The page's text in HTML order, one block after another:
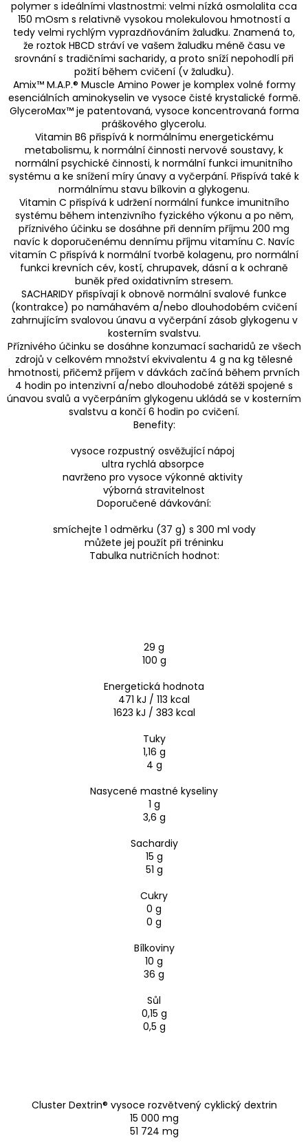
polymer s ideálními vlastnostmi: velmi nízká osmolalita cca
150 mOsm s relativně vysokou molekulovou hmotností a
tedy velmi rychlým vyprazdňováním žaludku. Znamená to,
že roztok HBCD stráví ve vašem žaludku méně času ve
srovnání s tradičními sacharidy, a proto sníží nepohodlí při
požití během cvičení (v žaludku).
Amix™ M.A.P.® Muscle Amino Power je komplex volné formy
esenciálních aminokyselin ve vysoce čisté krystalické formě.
GlyceroMax™ je patentovaná, vysoce koncentrovaná forma
práškového glycerolu.
Vitamin B6 přispívá k normálnímu energetickému
metabolismu, k normální činnosti nervové soustavy, k
normální psychické činnosti, k normální funkci imunitního
systému a ke snížení míry únavy a vyčerpání. Přispívá také k
normálnímu stavu bílkovin a glykogenu.
Vitamin C přispívá k udržení normální funkce imunitního
systému během intenzivního fyzického výkonu a po něm,
příznivého účinku se dosáhne při denním příjmu 200 mg
navíc k doporučenému dennímu příjmu vitamínu C. Navíc
vitamín C přispívá k normální tvorbě kolagenu, pro normální
funkci krevních cév, kostí, chrupavek, dásní a k ochraně
buněk před oxidativním stresem.
SACHARIDY přispívají k obnově normální svalové funkce
(kontrakce) po namáhavém a/nebo dlouhodobém cvičení
zahrnujícím svalovou únavu a vyčerpání zásob glykogenu v
kosterním svalstvu.
Příznivého účinku se dosáhne konzumací sacharidů ze všech
zdrojů v celkovém množství ekvivalentu 4 g na kg tělesné
hmotnosti, přičemž příjem v dávkách začíná během prvních
4 hodin po intenzivní a/nebo dlouhodobé zátěži spojené s
únavou svalů a vyčerpáním glykogenu ukládá se v kosterním
svalstvu a končí 6 hodin po cvičení.
Benefity:
vysoce rozpustný osvěžující nápoj
ultra rychlá absorpce
navrženo pro vysoce výkonné aktivity
výborná stravitelnost
Doporučené dávkování:
smíchejte 1 odměrku (37 g) s 300 ml vody
můžete jej použít při tréninku
Tabulka nutričních hodnot:
29 g
100 g
Energetická hodnota
471 kJ / 113 kcal
1623 kJ / 383 kcal
Tuky
1,16 g
4 g
Nasycené mastné kyseliny
1 g
3,6 g
Sachardiy
15 g
51 g
Cukry
0 g
0 g
Bílkoviny
10 g
36 g
Sůl
0,15 g
0,5 g
Cluster Dextrin® vysoce rozvětvený cyklický dextrin
15 000 mg
51 724 mg